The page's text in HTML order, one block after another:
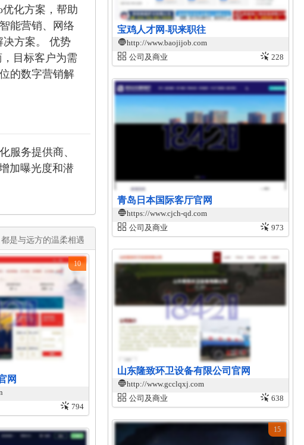
化方案，帮助
能营销、网络
决方案。 优势
目标客户为需
的数字营销解
服务提供商、
加曝光度和潜
是与远方的温柔相遇​
网
794
10
宝鸡人才网-职来职往
http://www.baojijob.com
公司及商业
228
青岛日本国际客厅官网
https://www.cjch-qd.com
公司及商业
973
山东隆致环卫设备有限公司官网
http://www.gcclqxj.com
公司及商业
638
15